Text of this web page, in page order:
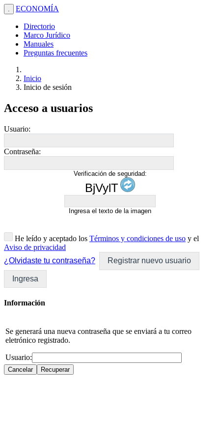
. ECONOMÍA
Directorio
Marco Jurídico
Manuales
Preguntas frecuentes
Inicio
Inicio de sesión
Acceso a usuarios
Usuario:
Contraseña:
Verificación de seguridad:
BjVylT
Ingresa el texto de la imagen
He leído y aceptado los Términos y condiciones de uso y el
Aviso de privacidad
¿Olvidaste tu contraseña?
Registrar nuevo usuario
Ingresa
Información
Se generará una nueva contraseña que se enviará a tu correo
eletrónico registrado.
Usuario: